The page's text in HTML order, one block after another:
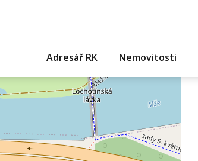
Adresář RK Nemovitosti